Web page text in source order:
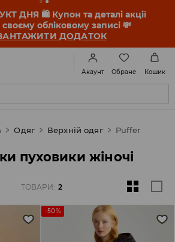
ДНЯ 🛍️ Купон та деталі акції
обліковому записі 💸
ДОДАТОК
Акаунт Обране Кошик
Одяг Верхній одяг Puffer
пуховики жіночі
ТОВАРИ: 2
-50%